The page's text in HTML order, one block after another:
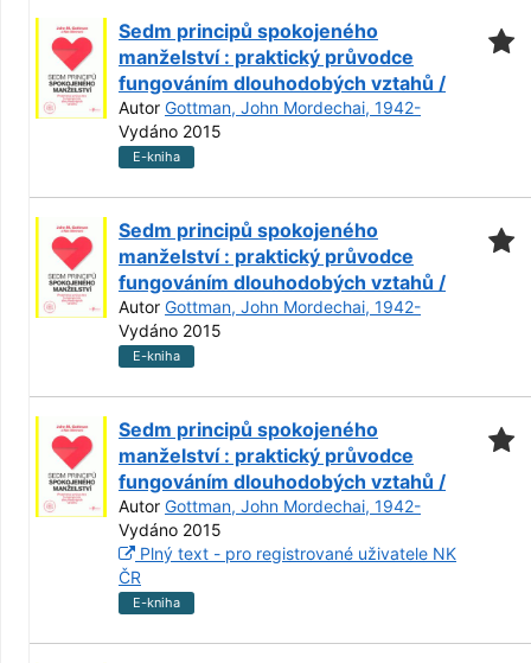
Sedm principů spokojeného
manželství : praktický průvodce
fungováním dlouhodobých vztahů /
Autor Gottman, John Mordechai, 1942-
Vydáno 2015
E-kniha
Sedm principů spokojeného
manželství : praktický průvodce
fungováním dlouhodobých vztahů /
Autor Gottman, John Mordechai, 1942-
Vydáno 2015
E-kniha
Sedm principů spokojeného
manželství : praktický průvodce
fungováním dlouhodobých vztahů /
Autor Gottman, John Mordechai, 1942-
Vydáno 2015
Plný text - pro registrované uživatele NK
ČR
E-kniha